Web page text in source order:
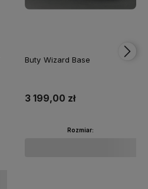
Buty Wizard Base
3 199,00 zł
Rozmiar: